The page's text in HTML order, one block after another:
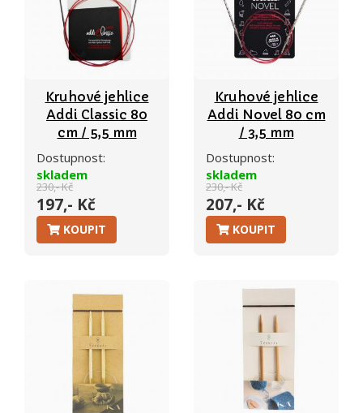
Kruhové jehlice
Addi Classic 80
cm / 5,5 mm
Dostupnost:
skladem
230,- Kč
197,- Kč
KOUPIT
Kruhové jehlice
Addi Novel 80 cm
/ 3,5 mm
Dostupnost:
skladem
230,- Kč
207,- Kč
KOUPIT